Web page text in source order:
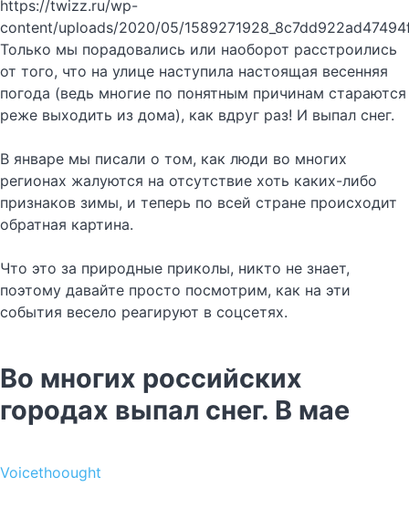
https://twizz.ru/wp-
content/uploads/2020/05/
Только мы порадовались или наоборот расстроились
от того, что на улице наступила настоящая весенняя
погода (ведь многие по понятным причинам стараются
реже выходить из дома), как вдруг раз! И выпал снег.
В январе мы писали о том, как люди во многих
регионах жалуются на отсутствие хоть каких-либо
признаков зимы, и теперь по всей стране происходит
обратная картина.
Что это за природные приколы, никто не знает,
поэтому давайте просто посмотрим, как на эти
события весело реагируют в соцсетях.
Во многих российских
городах выпал снег. В мае
Voicethoought